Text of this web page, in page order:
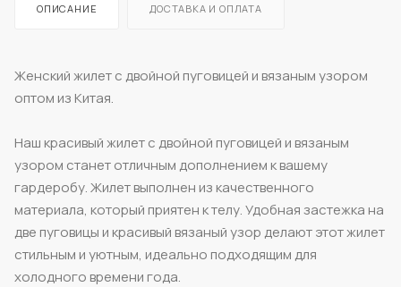
ОПИСАНИЕ ДОСТАВКА И ОПЛАТА
Женский жилет с двойной пуговицей и вязаным узором
оптом из Китая.
Наш красивый жилет с двойной пуговицей и вязаным
узором станет отличным дополнением к вашему
гардеробу. Жилет выполнен из качественного
материала, который приятен к телу. Удобная застежка на
две пуговицы и красивый вязаный узор делают этот жилет
стильным и уютным, идеально подходящим для
холодного времени года.